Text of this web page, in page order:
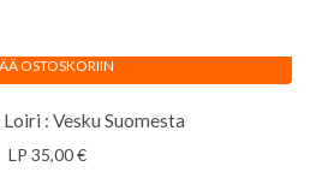
: Vesku Suomesta
LP 35,00€
OSTOSKORIIN